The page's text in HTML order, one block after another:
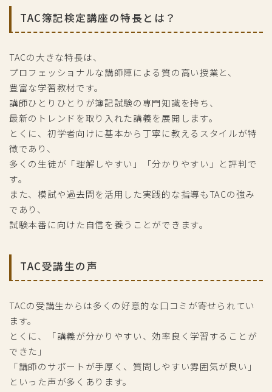
TAC簿記検定講座の特長とは？
TACの大きな特長は、
プロフェッショナルな講師陣による質の高い授業と、
豊富な学習教材です。
講師ひとりひとりが簿記試験の専門知識を持ち、
最新のトレンドを取り入れた講義を展開します。
とくに、初学者向けに基本から丁寧に教えるスタイルが特
徴であり、
多くの生徒が「理解しやすい」「分かりやすい」と評判で
す。
また、模試や過去問を活用した実践的な指導もTACの強み
であり、
試験本番に向けた自信を養うことができます。
TAC受講生の声
TACの受講生からは多くの好意的な口コミが寄せられてい
ます。
とくに、「講義が分かりやすい、効率良く学習することが
できた」
「講師のサポートが手厚く、質問しやすい雰囲気が良い」
といった声が多くあります。